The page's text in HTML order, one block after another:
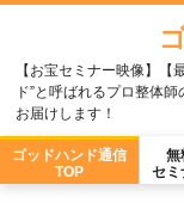
【お宝セミナー映像】【
ド”と呼ばれるプロ整体
お届けします！
ゴッドハンド通信
TOP
無
セミ